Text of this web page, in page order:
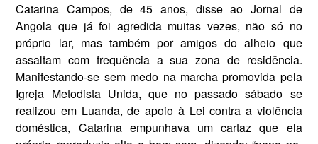
Catarina Campos, de 45 anos, disse ao Jornal de
Angola que já foi agredida muitas vezes, não só no
próprio lar, mas também por ami­gos do alheio que
assaltam com frequência a sua zona de residên­cia.
Manifestando-se sem medo na marcha promovida pela
Igreja Me­todista Unida, que no passado sá­bado se
realizou em Luanda, de apoio à Lei contra a violência
do­méstica, Catarina empunhava um cartaz que ela